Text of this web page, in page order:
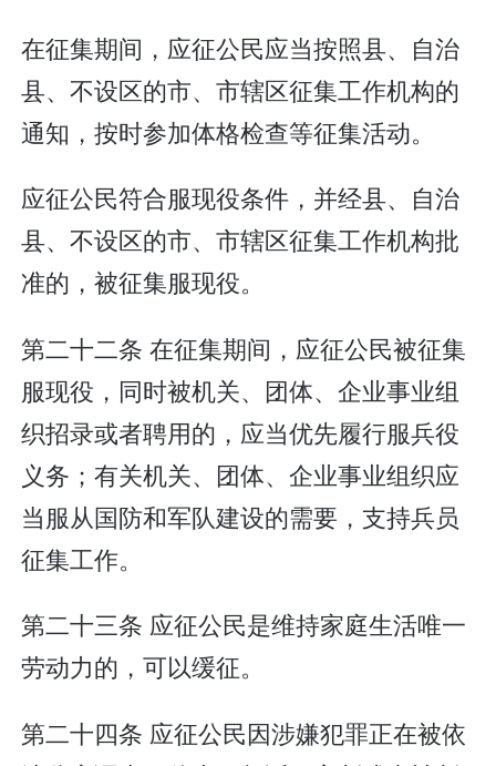
在征集期间，应征公民应当按照县、自治
县、不设区的市、市辖区征集工作机构的
通知，按时参加体格检查等征集活动。
应征公民符合服现役条件，并经县、自治
县、不设区的市、市辖区征集工作机构批
准的，被征集服现役。
第二十二条 在征集期间，应征公民被征集
服现役，同时被机关、团体、企业事业组
织招录或者聘用的，应当优先履行服兵役
义务；有关机关、团体、企业事业组织应
当服从国防和军队建设的需要，支持兵员
征集工作。
第二十三条 应征公民是维持家庭生活唯一
劳动力的，可以缓征。
第二十四条 应征公民因涉嫌犯罪正在被依